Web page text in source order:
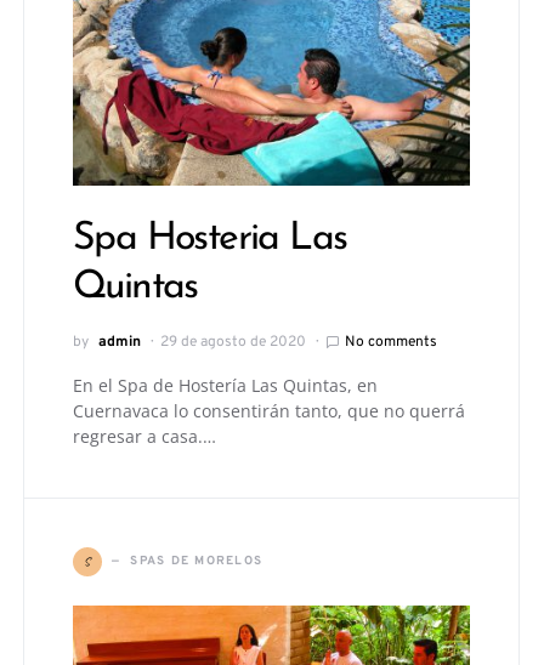
Spa Hosteria Las
Quintas
by admin 29 de agosto de 2020 No comments
En el Spa de Hostería Las Quintas, en
Cuernavaca lo consentirán tanto, que no querrá
regresar a casa.…
S SPAS DE MORELOS